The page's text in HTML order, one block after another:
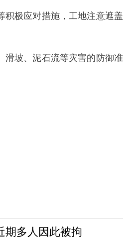
积极应对措施，工地注意遮盖
滑坡、泥石流等灾害的防御准
期多人因此被拘